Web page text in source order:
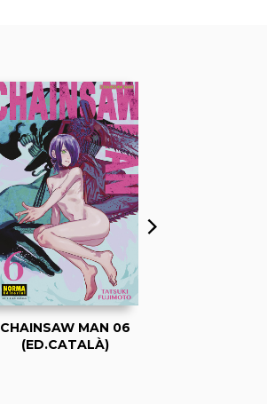
CHAINSAW MAN 06
(ED.CATALÀ)